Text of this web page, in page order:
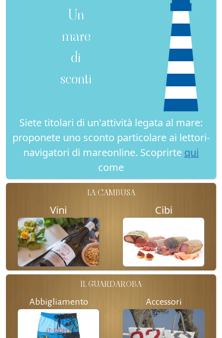
Un
mare
di
sconti
Siete titolari di un'attività legata al mare:
proponete uno sconto particolare ai lettori-
navigatori di mareonline. Scoprirte qui
come
LA CAMBUSA
Vini Cibi
IL GUARDAROBA
Abbigliamento Accessori